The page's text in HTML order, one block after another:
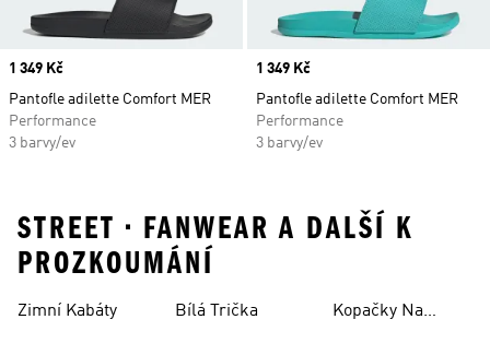
Price
1 349 Kč
Pantofle adilette Comfort MER
Performance
3 barvy/ev
Price
1 349 Kč
Pantofle adilette Comfort MER
Performance
3 barvy/ev
STREET • FANWEAR A DALŠÍ K
PROZKOUMÁNÍ
Zimní Kabáty Bílá Trička
Kopačky Na